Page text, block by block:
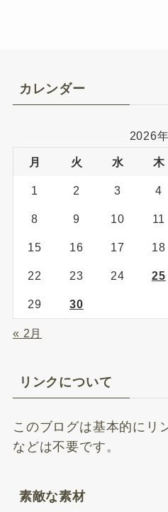
カレンダー
2026
月 火 水 木
1 2 3 4
8 9 10 11
15 16 17 18
22 23 24 25
29 30
« 2月
リンクについて
このブログは基本的にリ
などは不要です。
素敵な素材